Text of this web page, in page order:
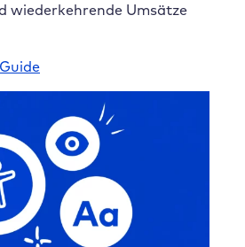
wiederkehrende Umsätze